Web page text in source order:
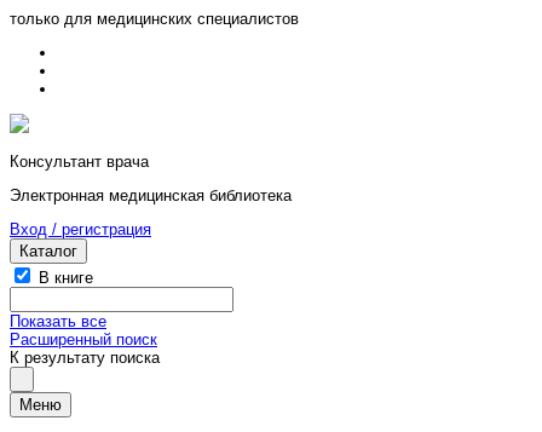
только для медицинских специалистов
Консультант врача
Электронная медицинская библиотека
Вход / регистрация
Каталог
В книге
Показать все
Расширенный поиск
К результату поиска
Меню